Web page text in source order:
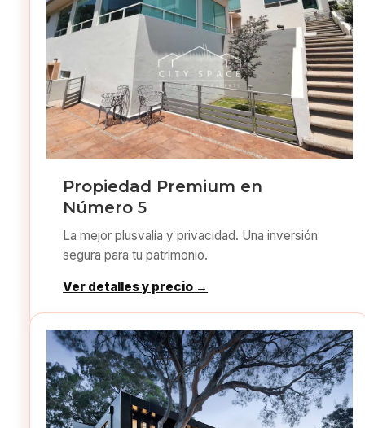
Propiedad Premium en
Número 5
La mejor plusvalía y privacidad. Una inversión
segura para tu patrimonio.
Ver detalles y precio →